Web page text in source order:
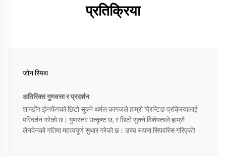
प्रतिक्रिया
जोन स्मिथ
अतिरिक्त गुणवत्ता र प्रदर्शन
शान्डोंग झेनफेंगको छिटो सुक्ने थर्मल कागजले हाम्रो प्रिन्टिङ प्रक्रियालाई
परिवर्तन गरेको छ। गुणस्तर उत्कृष्ट छ, र छिटो सुक्ने विशेषताले हाम्रो
लेनदेनको गतिमा महत्वपूर्ण सुधार गरेको छ। उच्च रूपमा सिफारिस गरिएको!